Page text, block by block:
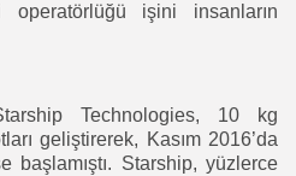
operatörlüğü işini insanların
Technologies, 10 kg
geliştirerek, Kasım 2016’da
başlamıştı. Starship, yüzlerce